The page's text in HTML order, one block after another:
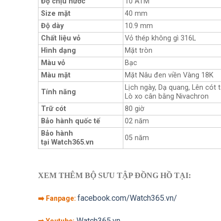
Size mặt
40 mm
Độ dày
10.9 mm
Chất liệu vỏ
Vỏ thép không gì 316L
Hình dạng
Mặt tròn
Màu vỏ
Bạc
Màu mặt
Mặt Nâu đen viền Vàng 18K
Tính năng
Lịch ngày, Dạ quang, Lên cót
Lò xo cân bằng Nivachron
Trữ cót
80 giờ
Bảo hành quốc tế
02 năm
Bảo hành
tại Watch365.vn
05 năm
XEM THÊM BỘ SƯU TẬP ĐỒNG HỒ TẠI:
➡️ Fanpage: facebook.com/Watch365.vn/